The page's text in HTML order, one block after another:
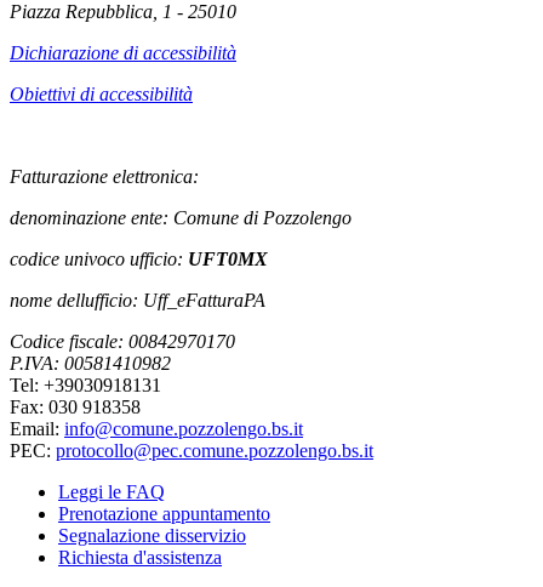
Piazza Repubblica, 1 - 25010
Dichiarazione di accessibilità
Obiettivi di accessibilità
Fatturazione elettronica:
denominazione ente: Comune di Pozzolengo
codice univoco ufficio: UFT0MX
nome dellufficio: Uff_eFatturaPA
Codice fiscale: 00842970170
P.IVA: 00581410982
Tel: +39030918131
Fax: 030 918358
Email: info@comune.pozzolengo.bs.it
PEC: protocollo@pec.comune.pozzolengo.bs.it
Leggi le FAQ
Prenotazione appuntamento
Segnalazione disservizio
Richiesta d'assistenza